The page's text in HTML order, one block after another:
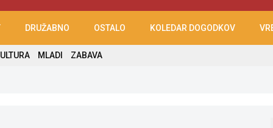
DRUŽABNO OSTALO KOLEDAR DOGODKOV
MLADI ZABAVA